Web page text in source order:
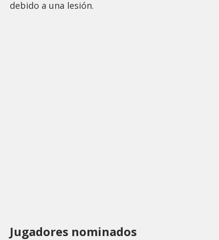
debido a una lesión.
Jugadores nominados